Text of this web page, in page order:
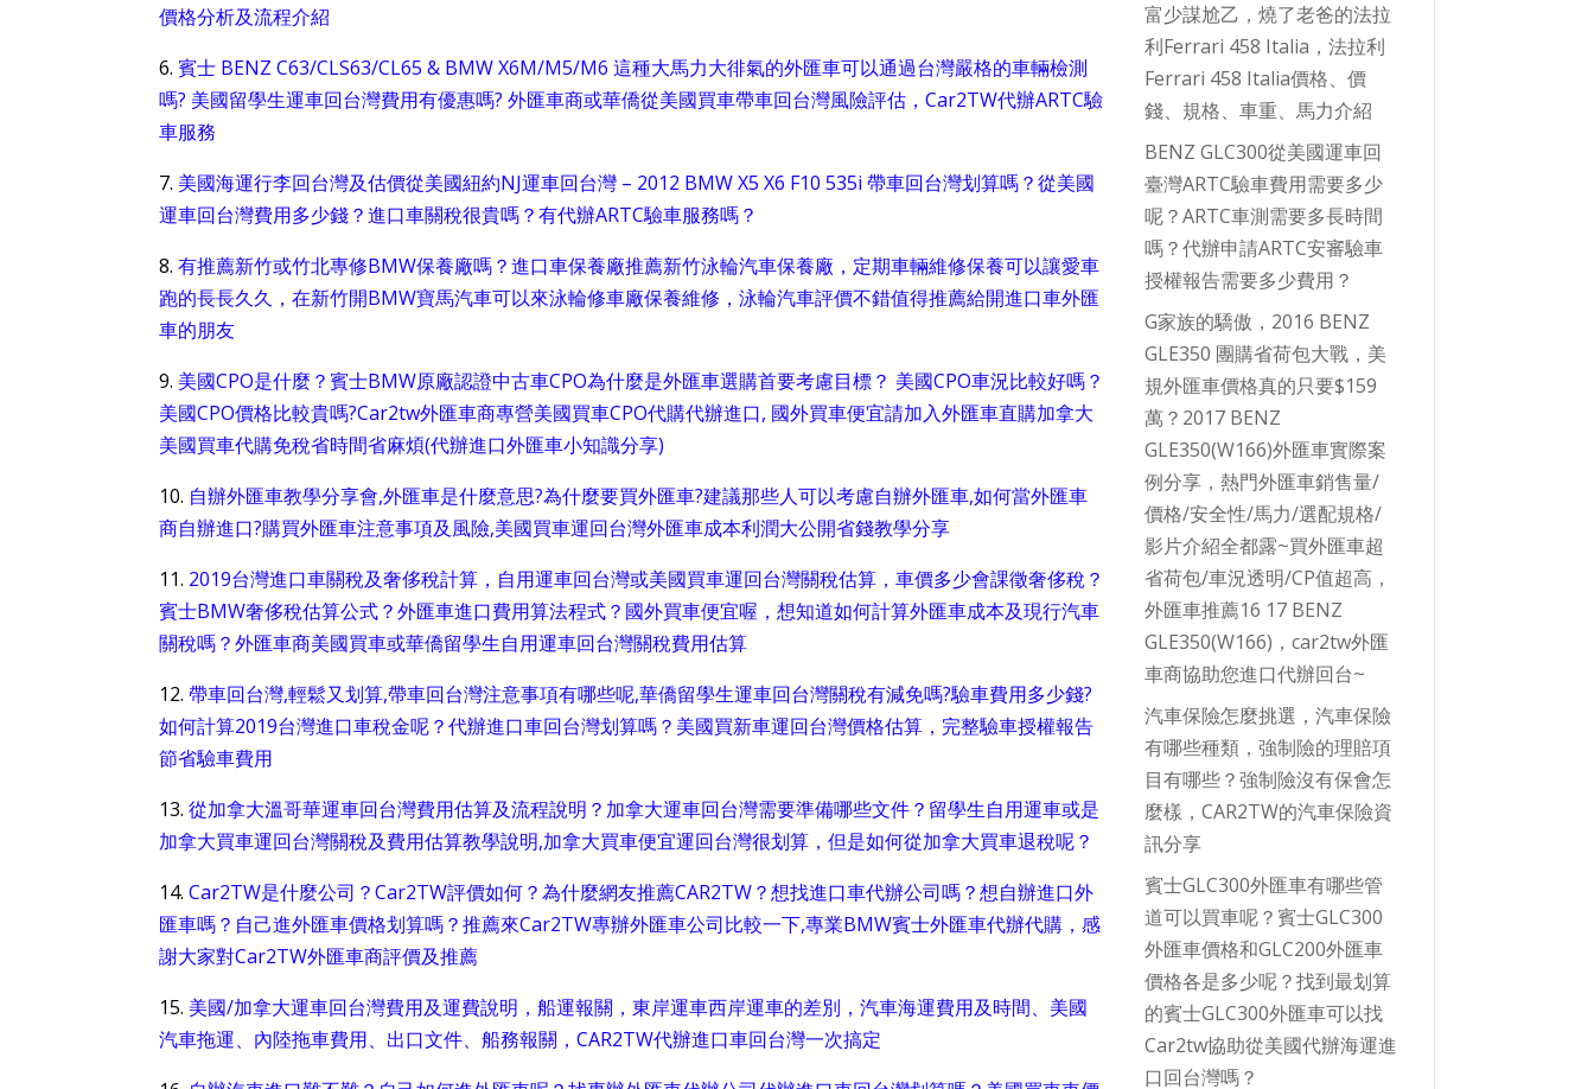
價格分析及流程介紹
6. 賓士 BENZ C63/CLS63/CL65 & BMW X6M/M5/M6 這種大馬力大徘氣的外匯車可以通過台灣嚴格的車輛檢測
嗎? 美國留學生運車回台灣費用有優惠嗎? 外匯車商或華僑從美國買車帶車回台灣風險評估，Car2TW代辦ARTC驗
車服務
7. 美國海運行李回台灣及估價從美國紐約NJ運車回台灣 – 2012 BMW X5 X6 F10 535i 帶車回台灣划算嗎？從美國
運車回台灣費用多少錢？進口車關稅很貴嗎？有代辦ARTC驗車服務嗎？
8.有推薦新竹或竹北專修BMW保養廠嗎？進口車保養廠推薦新竹泳輪汽車保養廠，定期車輛維修保養可以讓愛車
跑的長長久久，在新竹開BMW寶馬汽車可以來泳輪修車廠保養維修，泳輪汽車評價不錯值得推薦給開進口車外匯
車的朋友
9. 美國CPO是什麼？賓士BMW原廠認證中古車CPO為什麼是外匯車選購首要考慮目標？ 美國CPO車況比較好嗎？
美國CPO價格比較貴嗎?Car2tw外匯車商專營美國買車CPO代購代辦進口, 國外買車便宜請加入外匯車直購加拿大
美國買車代購免稅省時間省麻煩(代辦進口外匯車小知識分享)
10. 自辦外匯車教學分享會,外匯車是什麼意思?為什麼要買外匯車?建議那些人可以考慮自辦外匯車,如何當外匯車
商自辦進口?購買外匯車注意事項及風險,美國買車運回台灣外匯車成本利潤大公開省錢教學分享
11. 2019台灣進口車關稅及奢侈稅計算，自用運車回台灣或美國買車運回台灣關稅估算，車價多少會課徵奢侈稅？
賓士BMW奢侈稅估算公式？外匯車進口費用算法程式？國外買車便宜喔，想知道如何計算外匯車成本及現行汽車
關稅嗎？外匯車商美國買車或華僑留學生自用運車回台灣關稅費用估算
12.帶車回台灣,輕鬆又划算,帶車回台灣注意事項有哪些呢,華僑留學生運車回台灣關稅有減免嗎?驗車費用多少錢?
如何計算2019台灣進口車稅金呢？‏代辦進口車回台灣划算嗎？美國買新車運回台灣價格估算，完整驗車授權報告
節省驗車費用
13.從加拿大溫哥華運車回台灣費用估算及流程說明？加拿大運車回台灣需要準備哪些文件？留學生自用運車或是
加拿大買車運回台灣關稅及費用估算教學說明,加拿大買車便宜運回台灣很划算，但是如何從加拿大買車退稅呢？
14.Car2TW是什麼公司？Car2TW評價如何？為什麼網友推薦CAR2TW？想找進口車代辦公司嗎？想自辦進口外
匯車嗎？自己進外匯車價格划算嗎？推薦來Car2TW專辦外匯車公司比較一下,專業BMW賓士外匯車代辦代購，感
謝大家對Car2TW外匯車商評價及推薦
15. 美國/加拿大運車回台灣費用及運費說明，船運報關，東岸運車西岸運車的差別，汽車海運費用及時間、美國
汽車拖運、內陸拖車費用、出口文件、船務報關，CAR2TW代辦進口車回台灣一次搞定
富少謀尬乙，燒了老爸的法拉
利Ferrari 458 Italia，法拉利
Ferrari 458 Italia價格、價
錢、規格、車重、馬力介紹
BENZ GLC300從美國運車回
臺灣ARTC驗車費用需要多少
呢？ARTC車測需要多長時間
嗎？代辦申請ARTC安審驗車
授權報告需要多少費用？
G家族的驕傲，2016 BENZ
GLE350 團購省荷包大戰，美
規外匯車價格真的只要$159
萬？2017 BENZ
GLE350(W166)外匯車實際案
例分享，熱門外匯車銷售量/
價格/安全性/馬力/選配規格/
影片介紹全都露~買外匯車超
省荷包/車況透明/CP值超高，
外匯車推薦16 17 BENZ
GLE350(W166)，car2tw外匯
車商協助您進口代辦回台~
汽車保險怎麼挑選，汽車保險
有哪些種類，強制險的理賠項
目有哪些？強制險沒有保會怎
麼樣，CAR2TW的汽車保險資
訊分享
賓士GLC300外匯車有哪些管
道可以買車呢？賓士GLC300
外匯車價格和GLC200外匯車
價格各是多少呢？找到最划算
的賓士GLC300外匯車可以找
Car2tw協助從美國代辦海運進
口回台灣嗎？